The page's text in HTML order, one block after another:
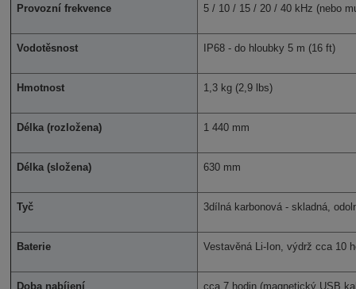
Provozní frekvence 5 / 10 / 15 / 20 / 40 kHz (nebo
Vodotěsnost IP68 - do hloubky 5 m (16 ft)
Hmotnost 1,3 kg (2,9 lbs)
Délka (rozložena) 1 440 mm
Délka (složena) 630 mm
Tyč 3dílná karbonová - skladná,
Baterie Vestavěná Li-Ion, výdrž cca 10
Doba nabíjení cca 7 hodin (magnetický USB